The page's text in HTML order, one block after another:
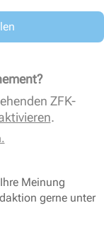
ZFK-
.
Meinung
gerne unter